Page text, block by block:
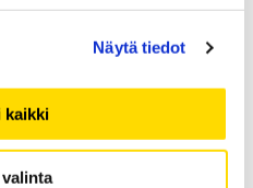
Näytä tiedot
kaikki